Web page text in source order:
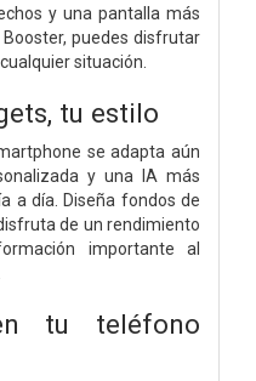
y una pantalla más
puedes disfrutar
situación.
tu estilo
se adapta aún
y una IA más
a día. Diseña fondos de
de un rendimiento
importante al
tu teléfono